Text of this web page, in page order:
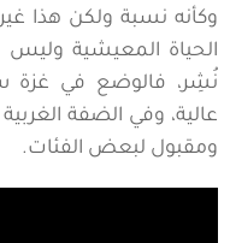
وكأنه نسبة ولكن هذا
الحياة المعيشية
نُشِر، فالوضع في غزة
عالية، وفي الضفة
ومقبول لبعض الفئات.